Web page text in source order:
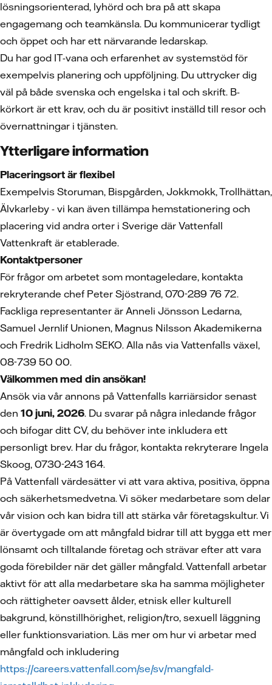
lösningsorienterad, lyhörd och bra på att skapa
engagemang och teamkänsla. Du kommunicerar tydligt
och öppet och har ett närvarande ledarskap.
Du har god IT-vana och erfarenhet av systemstöd för
exempelvis planering och uppföljning. Du uttrycker dig
väl på både svenska och engelska i tal och skrift. B-
körkort är ett krav, och du är positivt inställd till resor och
övernattningar i tjänsten.
Ytterligare information
Placeringsort är flexibel
Exempelvis Storuman, Bispgården, Jokkmokk, Trollhättan,
Älvkarleby - vi kan även tillämpa hemstationering och
placering vid andra orter i Sverige där Vattenfall
Vattenkraft är etablerade.
Kontaktpersoner
För frågor om arbetet som montageledare, kontakta
rekryterande chef Peter Sjöstrand, 070-289 76 72.
Fackliga representanter är Anneli Jönsson Ledarna,
Samuel Jernlif Unionen, Magnus Nilsson Akademikerna
och Fredrik Lidholm SEKO. Alla nås via Vattenfalls växel,
08-739 50 00.
Välkommen med din ansökan!
Ansök via vår annons på Vattenfalls karriärsidor senast
den 10 juni, 2026. Du svarar på några inledande frågor
och bifogar ditt CV, du behöver inte inkludera ett
personligt brev. Har du frågor, kontakta rekryterare Ingela
Skoog, 0730-243 164.
På Vattenfall värdesätter vi att vara aktiva, positiva, öppna
och säkerhetsmedvetna. Vi söker medarbetare som delar
vår vision och kan bidra till att stärka vår företagskultur. Vi
är övertygade om att mångfald bidrar till att bygga ett mer
lönsamt och tilltalande företag och strävar efter att vara
goda förebilder när det gäller mångfald. Vattenfall arbetar
aktivt för att alla medarbetare ska ha samma möjligheter
och rättigheter oavsett ålder, etnisk eller kulturell
bakgrund, könstillhörighet, religion/tro, sexuell läggning
eller funktionsvariation. Läs mer om hur vi arbetar med
mångfald och inkludering
https://careers.vattenfall.com/se/sv/mangfald-